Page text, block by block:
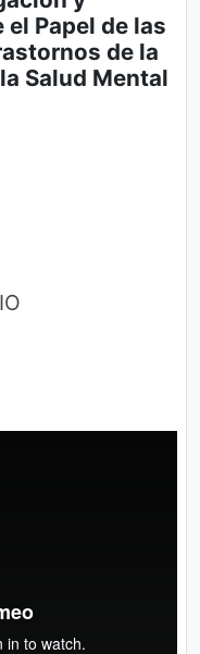
Papel de las
de la
Salud Mental